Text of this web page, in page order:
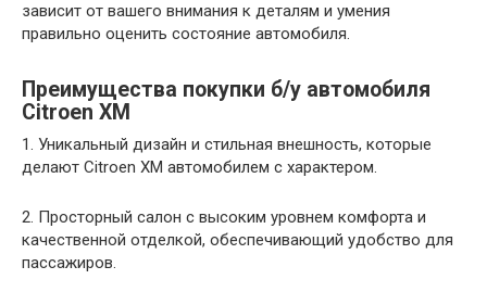
зависит от вашего внимания к деталям и умения
правильно оценить состояние автомобиля.
Преимущества покупки б/у автомобиля
Citroen XM
1. Уникальный дизайн и стильная внешность, которые
делают Citroen XM автомобилем с характером.
2. Просторный салон с высоким уровнем комфорта и
качественной отделкой, обеспечивающий удобство для
пассажиров.